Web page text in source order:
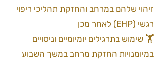
זיהוי שלהם במרחב והחזקת תהליכי ריפוי
רגשי (EHP) לאחר מכן
🏋️ שימוש בתרגילים יומיומיים וניסויים
במיומנויות החזקת מרחב במשך השבוע